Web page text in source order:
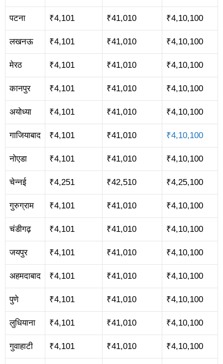
पटना ₹4,101 ₹41,010 ₹4,10,100
लखनऊ ₹4,101 ₹41,010 ₹4,10,100
मेरठ ₹4,101 ₹41,010 ₹4,10,100
कानपुर ₹4,101 ₹41,010 ₹4,10,100
अयोध्या ₹4,101 ₹41,010 ₹4,10,100
गाजियाबाद ₹4,101 ₹41,010 ₹4,10,100
नोएडा ₹4,101 ₹41,010 ₹4,10,100
चेन्नई ₹4,251 ₹42,510 ₹4,25,100
गुरुग्राम ₹4,101 ₹41,010 ₹4,10,100
चंडीगढ़ ₹4,101 ₹41,010 ₹4,10,100
जयपुर ₹4,101 ₹41,010 ₹4,10,100
अहमदाबाद ₹4,101 ₹41,010 ₹4,10,100
पुणे ₹4,101 ₹41,010 ₹4,10,100
लुधियाना ₹4,101 ₹41,010 ₹4,10,100
गुवाहाटी ₹4,101 ₹41,010 ₹4,10,100